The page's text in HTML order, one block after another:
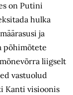
on Putini
hulka
ja
põhimõtete
liigselt
vastuolud
Kanti visioonis